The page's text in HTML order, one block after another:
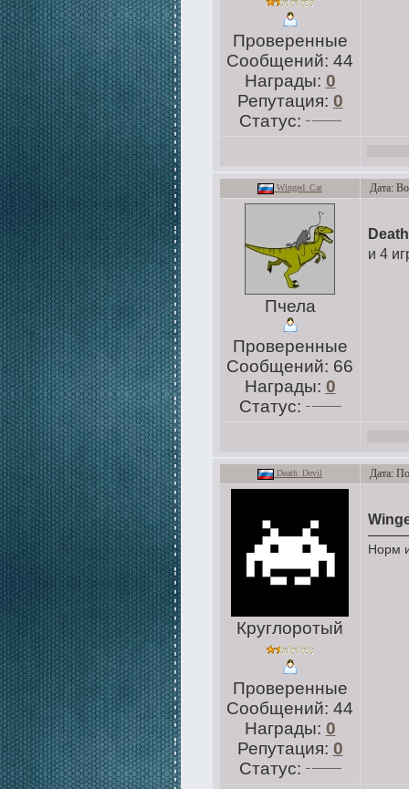
Проверенные
Сообщений: 44
Награды: 0
Репутация: 0
Статус:
Winged_Cat Дата:
Пчела
Проверенные
Сообщений: 66
Награды: 0
Статус:
и 4
Death_Devil Дата:
Круглоротый
Проверенные
Сообщений: 44
Награды: 0
Репутация: 0
Статус:
Норм